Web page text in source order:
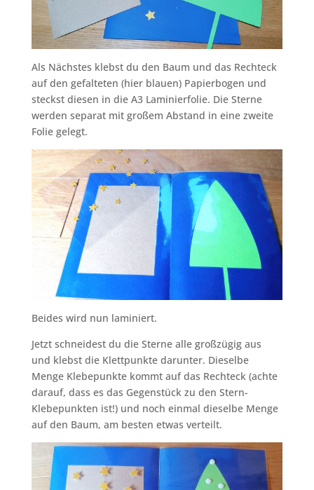
Als Nächstes klebst du den Baum und das Rechteck
auf den gefalteten (hier blauen) Papierbogen und
steckst diesen in die A3 Laminierfolie. Die Sterne
werden separat mit großem Abstand in eine zweite
Folie gelegt.
Beides wird nun laminiert.
Jetzt schneidest du die Sterne alle großzügig aus
und klebst die Klettpunkte darunter. Dieselbe
Menge Klebepunkte kommt auf das Rechteck (achte
darauf, dass es das Gegenstück zu den Stern-
Klebepunkten ist!) und noch einmal dieselbe Menge
auf den Baum, am besten etwas verteilt.